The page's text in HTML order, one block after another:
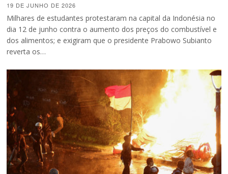
19 DE JUNHO DE 2026
Milhares de estudantes protestaram na capital da Indonésia no
dia 12 de junho contra o aumento dos preços do combustível e
dos alimentos; e exigiram que o presidente Prabowo Subianto
reverta os…